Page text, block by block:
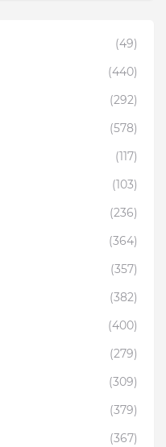
(49)
(440)
(292)
(578)
(117)
(103)
(236)
(364)
(357)
(382)
(400)
(279)
(309)
(379)
(367)